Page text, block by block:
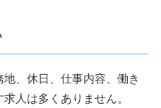
、休日、仕事内容、働き
人は多くありません。